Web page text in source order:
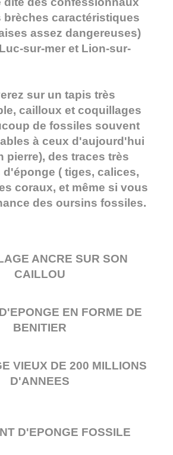
brèches caractéristiques
assez dangereuses)
sur-mer et Lion-sur-
sur un tapis très
cailloux et coquillages
de fossiles souvent
à ceux d'aujourd'hui
pierre), des traces très
( tiges, calices,
coraux, et même si vous
des oursins fossiles.
ANCRE SUR SON
CAILLOU
EN FORME DE
BENITIER
VIEUX DE 200 MILLIONS
D'ANNEES
D'EPONGE FOSSILE